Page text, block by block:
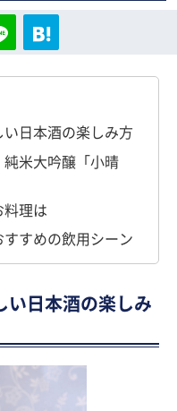
日本酒の楽しみ方
米大吟醸「小晴
料理は
すすめの飲用シーン
い日本酒の楽しみ